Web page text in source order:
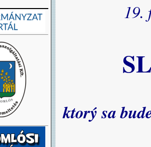
19.
ktorý sa